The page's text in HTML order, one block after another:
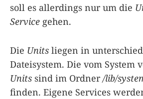
soll es allerdings nur um die
Service gehen.
Die Units liegen in
Dateisystem. Die vom System
Units sind im Ordner/lib/
finden. Eigene Services